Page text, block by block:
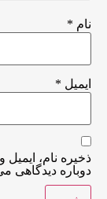
نام *
ایمیل *
ذخیره نام،
دوباره دیدگاهی